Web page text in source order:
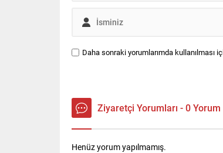
Daha sonraki yorumlarımda kullanılması
Ziyaretçi Yorumları - 0 Yorum
Henüz yorum yapılmamış.